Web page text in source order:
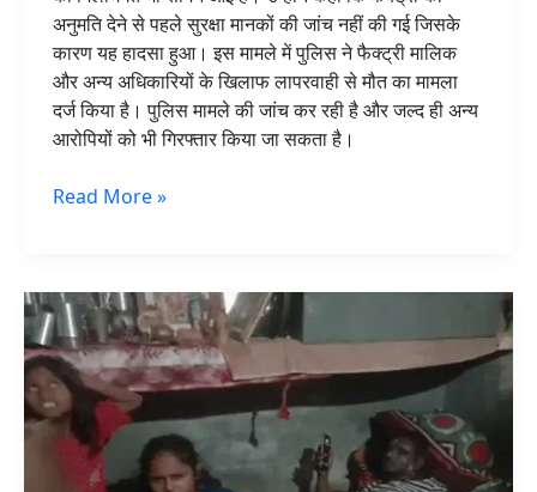
अनुमति देने से पहले सुरक्षा मानकों की जांच नहीं की गई जिसके
कारण यह हादसा हुआ। इस मामले में पुलिस ने फैक्ट्री मालिक
और अन्य अधिकारियों के खिलाफ लापरवाही से मौत का मामला
दर्ज किया है। पुलिस मामले की जांच कर रही है और जल्द ही अन्य
आरोपियों को भी गिरफ्तार किया जा सकता है।
Read More »
पंजाब
में
गैस
लीक
होने